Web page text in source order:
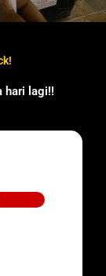
hari lagi!!